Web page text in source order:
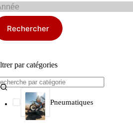
Rechercher
par catégories
Pneumatiques